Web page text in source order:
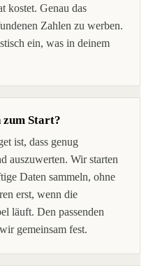
kostet. Genau das
Zahlen zu werben.
ein, was in deinem
zum Start?
ist, dass genug
auszuwerten. Wir starten
Daten sammeln, ohne
erst, wenn die
läuft. Den passenden
gemeinsam fest.